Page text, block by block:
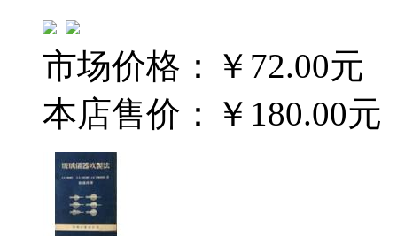
市场价格：
￥72.00元
本店售价：
￥180.00元